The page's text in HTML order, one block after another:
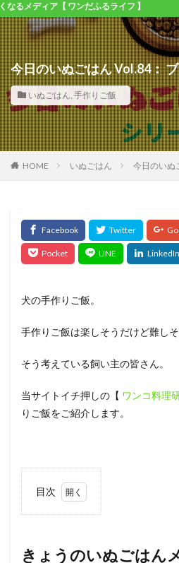
【 ワンだふるライフ 】
今日のいぬごはん Vol.84：
いぬごはん, 手作りご飯
HOME いぬごはん 今日のいぬ
犬の手作りご飯。
手作りご飯は楽しそうだけど難し
そう考えている飼い主の皆さん。
当サイトイチ押しの【 ワンコ料理
りご飯をご紹介します。
目次
いぬ
きょうのいぬごはん